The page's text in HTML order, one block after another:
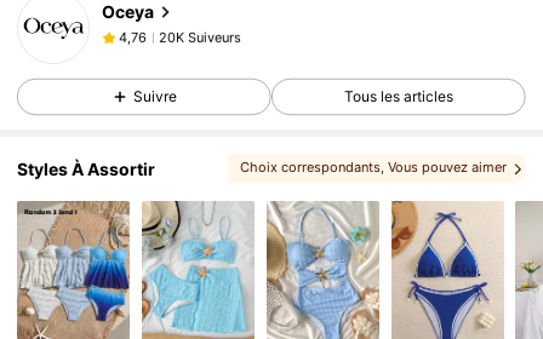
Oceya
4,76
20K Suiveurs
i***3 est en train de naviguer
4,76 20K Suiveurs
4,76 20K Suiveurs
4,76 20K Suiveurs
4,76 20K Suiveurs
Suivre Tous les articles
Styles À Assortir Choix correspondants, Vous pouvez aimer
, Vous aimerez peut-être aussi
, Articles connexes